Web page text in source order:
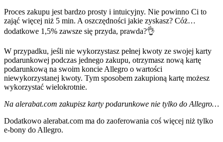
Proces zakupu jest bardzo prosty i intuicyjny. Nie powinno Ci to
zająć więcej niż 5 min. A oszczędności jakie zyskasz? Cóż…
dodatkowe 1,5% zawsze się przyda, prawda?👌
W przypadku, jeśli nie wykorzystasz pełnej kwoty ze swojej karty
podarunkowej podczas jednego zakupu, otrzymasz nową kartę
podarunkową na swoim koncie Allegro o wartości
niewykorzystanej kwoty. Tym sposobem zakupioną kartę możesz
wykorzystać wielokrotnie.
Na alerabat.com zakupisz karty podarunkowe nie tylko do Allegro…
Dodatkowo alerabat.com ma do zaoferowania coś więcej niż tylko
e-bony do Allegro.